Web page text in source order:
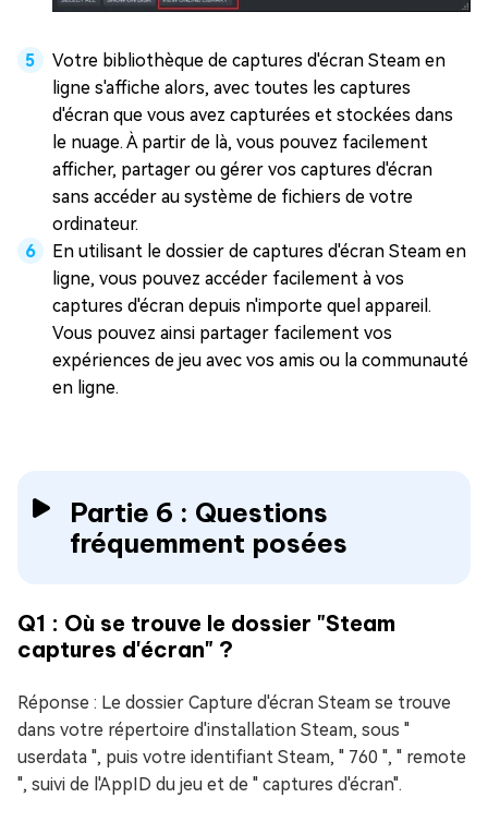
Votre bibliothèque de captures d'écran Steam en
ligne s'affiche alors, avec toutes les captures
d'écran que vous avez capturées et stockées dans
le nuage. À partir de là, vous pouvez facilement
afficher, partager ou gérer vos captures d'écran
sans accéder au système de fichiers de votre
ordinateur.
En utilisant le dossier de captures d'écran Steam en
ligne, vous pouvez accéder facilement à vos
captures d'écran depuis n'importe quel appareil.
Vous pouvez ainsi partager facilement vos
expériences de jeu avec vos amis ou la communauté
en ligne.
Partie 6 : Questions
fréquemment posées
Q1 : Où se trouve le dossier "Steam
captures d'écran" ?
Réponse : Le dossier Capture d'écran Steam se trouve
dans votre répertoire d'installation Steam, sous "
userdata ", puis votre identifiant Steam, " 760 ", " remote
", suivi de l'AppID du jeu et de " captures d'écran".